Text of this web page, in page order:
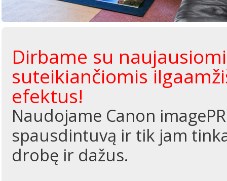
Dirbame su
suteikiančiomis
efektus!
Naudojame Canon
spausdintuvą ir tik jam
drobę ir dažus.